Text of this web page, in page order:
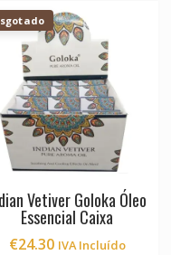
Vetiver Goloka Óleo
Essencial Caixa
€24.30 IVA Incluído